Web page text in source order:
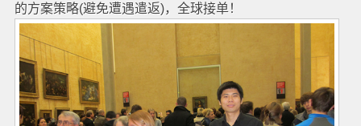
的方案策略(避免遭遇遣返)，全球接单！